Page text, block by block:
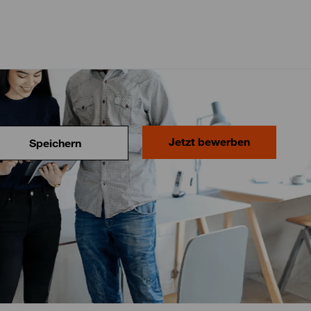
Speichern Jetzt bewerben